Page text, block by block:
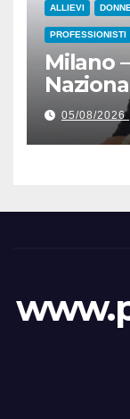
ALLIEVI DONNE
PROFESSIONISTI
Milano
05/08/2026